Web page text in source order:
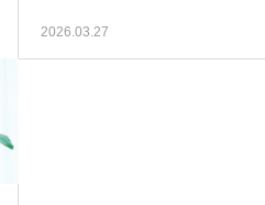
2026.03.27